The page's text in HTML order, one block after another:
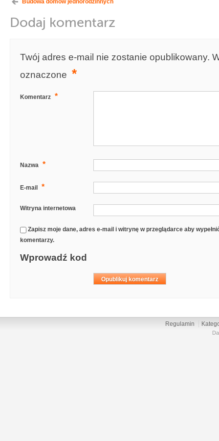
Dodaj komentarz
Twój adres e-mail nie zostanie opublikowany.
oznaczone *
Komentarz *
Nazwa *
E-mail *
Witryna internetowa
Zapisz moje dane, adres e-mail i witrynę w przeglądarce aby
komentarzy.
Wprowadź kod
Regulamin